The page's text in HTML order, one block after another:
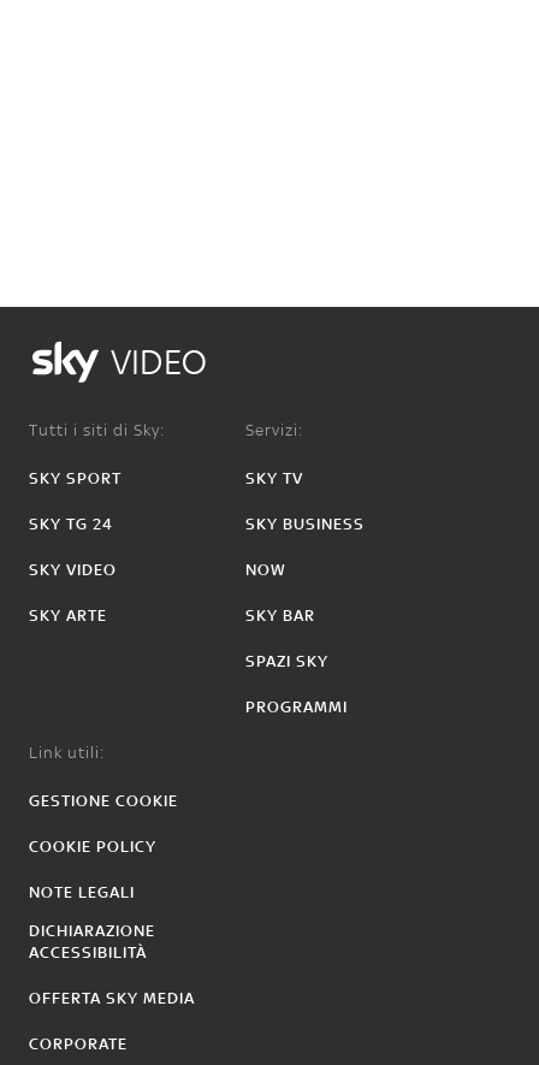
VIDEO
Tutti i siti di Sky:
SKY SPORT
SKY TG 24
SKY VIDEO
SKY ARTE
Servizi:
SKY TV
SKY BUSINESS
NOW
SKY BAR
SPAZI SKY
PROGRAMMI
Link utili:
GESTIONE COOKIE
COOKIE POLICY
NOTE LEGALI
DICHIARAZIONE
ACCESSIBILITÀ
OFFERTA SKY MEDIA
CORPORATE